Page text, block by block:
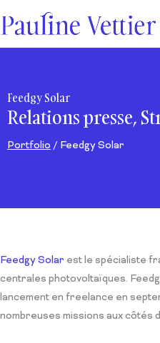
au
contenu
Feedgy Solar
Relations presse,
Portfolio / Feedgy Solar
Feedgy Solar est le spécialiste
centrales photovoltaïques.
lancement en freelance en
nombreuses missions aux côtés